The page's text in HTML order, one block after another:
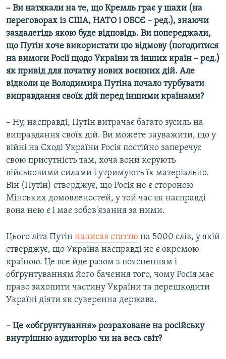
– Ви натякали на те, що Кремль грає у шахи (на
переговорах із США, НАТО і ОБСЄ – ред.), знаючи
заздалегідь якою буде відповідь. Ви попереджали,
що Путін хоче використати цю відмову (погодитися
на вимоги Росії щодо України та інших країн – ред.)
як привід для початку нових воєнних дій. Але
відколи це Володимира Путіна почало турбувати
виправдання своїх дій перед іншими країнами?
– Ну, насправді, Путін витрачає багато зусиль на
виправдання своїх дій. Ви можете зауважити, що у
війні на Сході України Росія постійно заперечує
свою присутність там, хоча вони керують
військовими силами і утримують їх матеріально.
Він (Путін) стверджує, що Росія не є стороною
Мінських домовленостей, у той час як насправді
вона нею є і має зобов'язання за ними.
Цього літа Путін написав статтю на 5000 слів, у якій
стверджує, що Україна насправді не є окремою
країною. Це все йде разом з поясненням і
обґрунтуванням його бачення того, чому Росія має
право захопити частину України та перешкодити
Україні діяти як суверенна держава.
– Це «обґрунтування» розраховане на російську
внутрішню аудиторію чи на весь світ?